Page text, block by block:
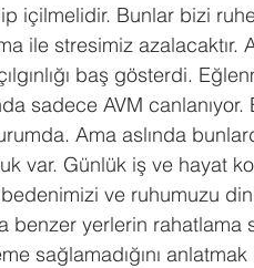
içilmelidir. Bunlar bizi
ile stresimiz azalacaktır.
baş gösterdi.
sadece AVM canlanıyor.
Ama aslında
var. Günlük iş ve hayat
ve ruhumuzu
yerlerin rahatlama
sağlamadığını